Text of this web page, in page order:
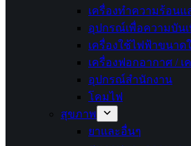
เครื่องทำความร้อนแ
อุปกรณ์เพื่อความบัน
เครื่องใช้ไฟฟ้าขนาด
เครื่องฟอกอากาศ /
อุปกรณ์สำนักงาน
โคมไฟ
สุขภาพ
ยาและอื่นๆ